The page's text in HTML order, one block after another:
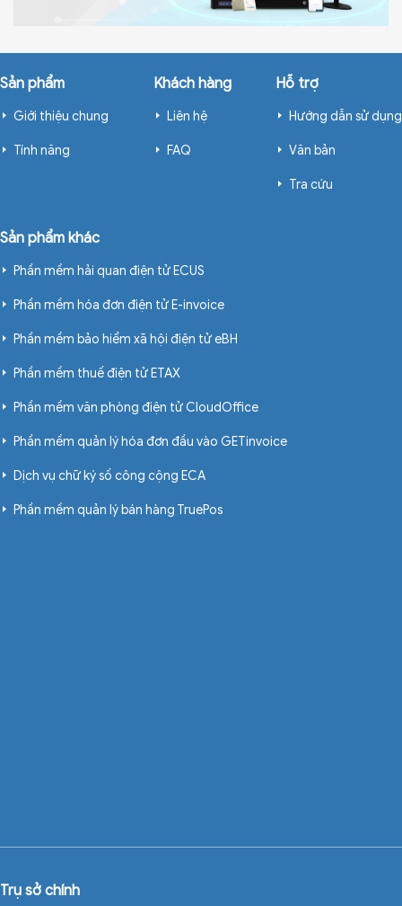
Sản phẩm
Giới thiệu chung
Tính năng
Khách hàng
Liên hệ
FAQ
Hỗ trợ
Hướng dẫn sử dụng
Văn bản
Tra cứu
Sản phẩm khác
Phần mềm hải quan điện tử ECUS
Phần mềm hóa đơn điện tử E-invoice
Phần mềm bảo hiểm xã hội điện tử eBH
Phần mềm thuế điện tử ETAX
Phần mềm văn phòng điện tử CloudOffice
Phần mềm quản lý hóa đơn đầu vào GETinvoice
Dịch vụ chữ ký số công cộng ECA
Phần mềm quản lý bán hàng TruePos
Trụ sở chính